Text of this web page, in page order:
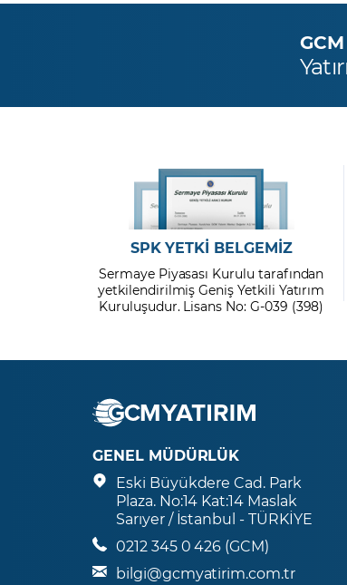
SPK YETKİ BELGEMİZ
Sermaye Piyasası Kurulu tarafından
yetkilendirilmiş Geniş Yetkili Yatırım
Kuruluşudur. Lisans No: G-039 (398)
GENEL MÜDÜRLÜK
Eski Büyükdere Cad. Park
Plaza. No:14 Kat:14 Maslak
Sarıyer / İstanbul - TÜRKİYE
0212 345 0 426 (GCM)
bilgi@gcmyatirim.com.tr